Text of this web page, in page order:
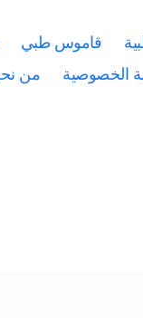
قاموس طبي
الخصوصية
من